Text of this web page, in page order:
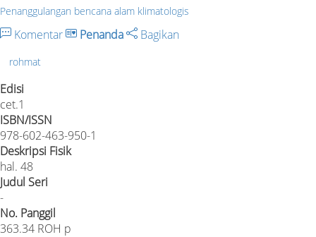
Penanggulangan bencana alam klimatologis
Komentar Penanda Bagikan
rohmat
Edisi
cet.1
ISBN/ISSN
978-602-463-950-1
Deskripsi Fisik
hal. 48
Judul Seri
-
No. Panggil
363.34 ROH p